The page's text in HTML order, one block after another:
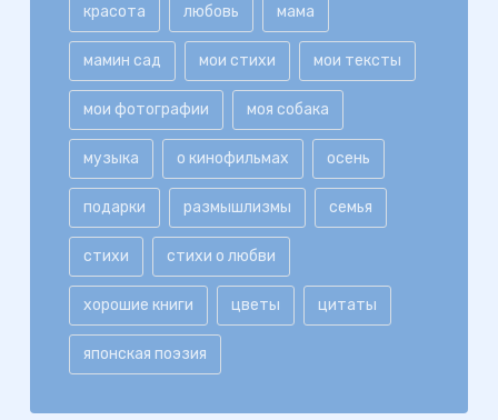
красота любовь мама
мамин сад мои стихи мои тексты
мои фотографии моя собака
музыка о кинофильмах осень
подарки размышлизмы семья
стихи стихи о любви
хорошие книги цветы цитаты
японская поэзия